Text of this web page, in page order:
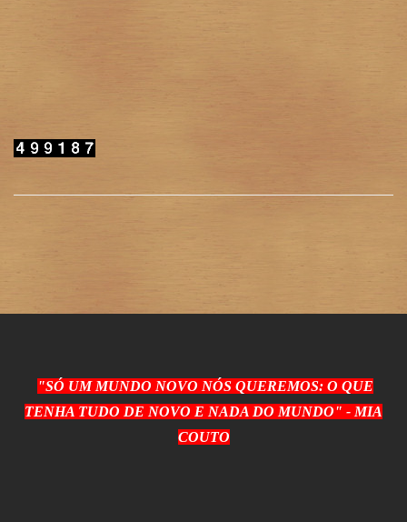
"SÓ UM MUNDO NOVO NÓS QUEREMOS: O QUE
TENHA TUDO DE NOVO E NADA DO MUNDO" - MIA
COUTO